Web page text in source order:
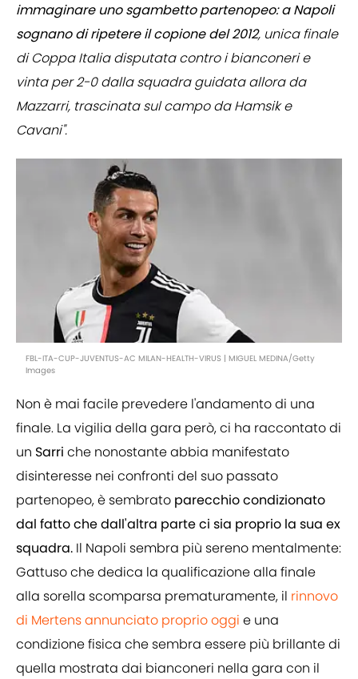
immaginare uno sgambetto partenopeo: a Napoli
sognano di ripetere il copione del 2012, unica finale
di Coppa Italia disputata contro i bianconeri e
vinta per 2-0 dalla squadra guidata allora da
Mazzarri, trascinata sul campo da Hamsik e
Cavani".
FBL-ITA-CUP-JUVENTUS-AC MILAN-HEALTH-VIRUS | MIGUEL MEDINA/Getty
Images
Non è mai facile prevedere l'andamento di una
finale. La vigilia della gara però, ci ha raccontato di
un Sarri che nonostante abbia manifestato
disinteresse nei confronti del suo passato
partenopeo, è sembrato parecchio condizionato
dal fatto che dall'altra parte ci sia proprio la sua ex
squadra. Il Napoli sembra più sereno mentalmente:
Gattuso che dedica la qualificazione alla finale
alla sorella scomparsa prematuramente, il rinnovo
di Mertens annunciato proprio oggi e una
condizione fisica che sembra essere più brillante di
quella mostrata dai bianconeri nella gara con il